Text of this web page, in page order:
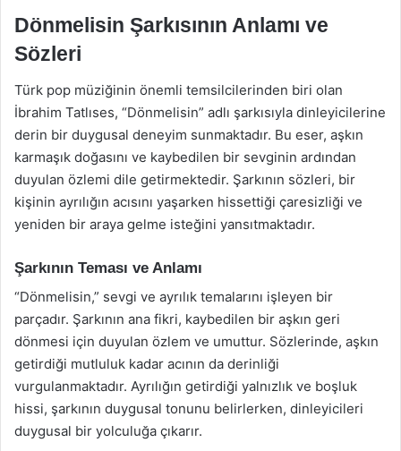
Dönmelisin Şarkısının Anlamı ve
Sözleri
Türk pop müziğinin önemli temsilcilerinden biri olan
İbrahim Tatlıses, “Dönmelisin” adlı şarkısıyla dinleyicilerine
derin bir duygusal deneyim sunmaktadır. Bu eser, aşkın
karmaşık doğasını ve kaybedilen bir sevginin ardından
duyulan özlemi dile getirmektedir. Şarkının sözleri, bir
kişinin ayrılığın acısını yaşarken hissettiği çaresizliği ve
yeniden bir araya gelme isteğini yansıtmaktadır.
Şarkının Teması ve Anlamı
“Dönmelisin,” sevgi ve ayrılık temalarını işleyen bir
parçadır. Şarkının ana fikri, kaybedilen bir aşkın geri
dönmesi için duyulan özlem ve umuttur. Sözlerinde, aşkın
getirdiği mutluluk kadar acının da derinliği
vurgulanmaktadır. Ayrılığın getirdiği yalnızlık ve boşluk
hissi, şarkının duygusal tonunu belirlerken, dinleyicileri
duygusal bir yolculuğa çıkarır.